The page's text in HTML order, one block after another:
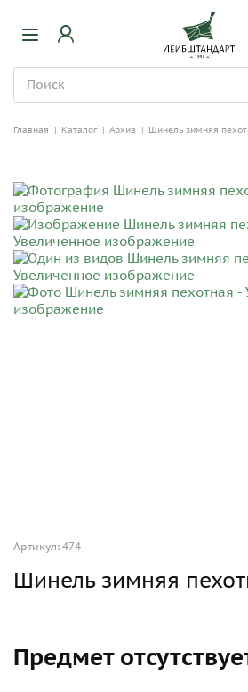
Главная | Каталог | Архив | Шинель зимняя
Артикул: 474
Шинель зимняя
Предмет